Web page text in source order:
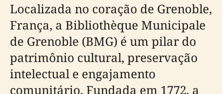
Localizada no coração de Grenoble,
França, a Bibliothèque Municipale
de Grenoble (BMG) é um pilar do
patrimônio cultural, preservação
intelectual e engajamento
comunitário. Fundada em 1772, a